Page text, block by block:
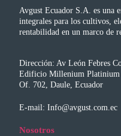
Avgust Ecuador S.A. es una
integrales para los cultivos,
rentabilidad en un marco de
Dirección: Av León Febres
Edificio Millenium Platinium
Of. 702, Daule, Ecuador
E-mail: Info@avgust.com.ec
Nosotros